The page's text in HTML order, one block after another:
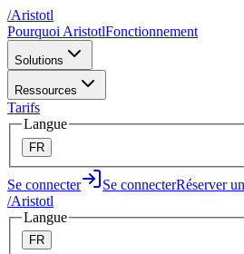
/Aristotl
Pourquoi AristotlFonctionnement
Solutions
Ressources
Tarifs
Langue
FR
Se connecter Se connecterRéserver
/Aristotl
Langue
FR